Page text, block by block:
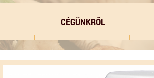
CÉGÜNKRŐL